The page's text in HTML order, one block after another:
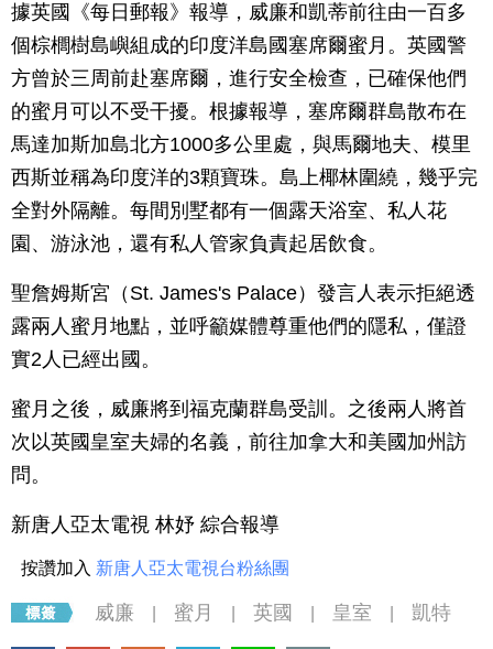
據英國《每日郵報》報導，威廉和凱蒂前往由一百多
個棕櫚樹島嶼組成的印度洋島國塞席爾蜜月。英國警
方曾於三周前赴塞席爾，進行安全檢查，已確保他們
的蜜月可以不受干擾。根據報導，塞席爾群島散布在
馬達加斯加島北方1000多公里處，與馬爾地夫、模里
西斯並稱為印度洋的3顆寶珠。島上椰林圍繞，幾乎完
全對外隔離。每間別墅都有一個露天浴室、私人花
園、游泳池，還有私人管家負責起居飲食。
聖詹姆斯宮（St. James's Palace）發言人表示拒絕透
露兩人蜜月地點，並呼籲媒體尊重他們的隱私，僅證
實2人已經出國。
蜜月之後，威廉將到福克蘭群島受訓。之後兩人將首
次以英國皇室夫婦的名義，前往加拿大和美國加州訪
問。
新唐人亞太電視 林妤 綜合報導
按讚加入 新唐人亞太電視台粉絲團
威廉 蜜月 英國 皇室 凱特